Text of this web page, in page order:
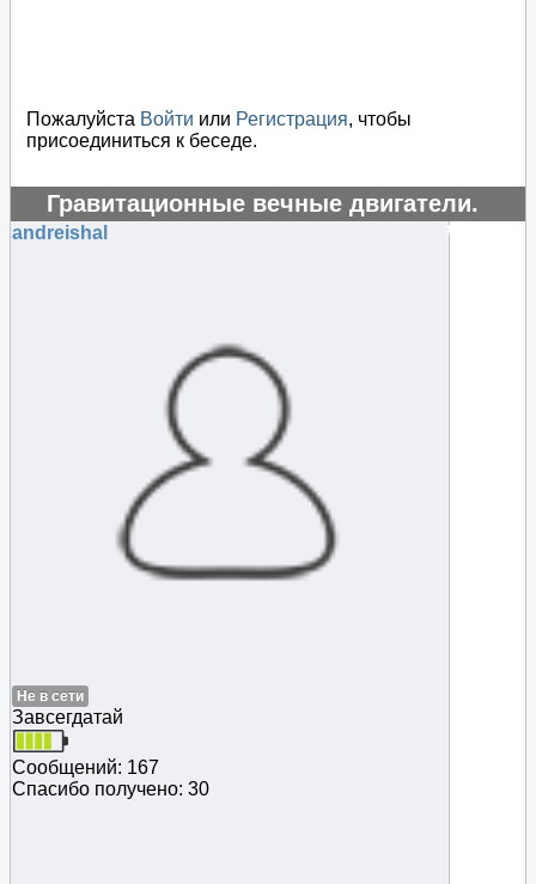
Пожалуйста Войти или Регистрация, чтобы
присоединиться к беседе.
Гравитационные вечные двигатели.
#124405
andreishal
Не в сети
Завсегдатай
Сообщений: 167
Спасибо получено: 30